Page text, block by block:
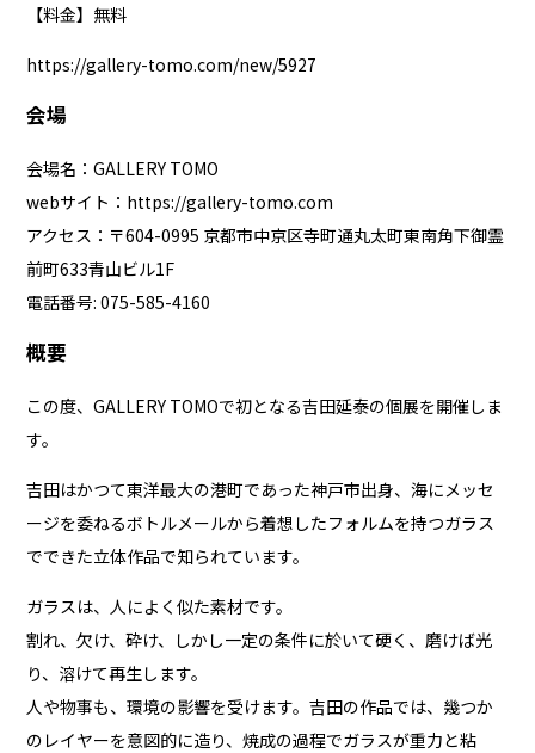
【料金】無料
https://gallery-tomo.com/new/5927
会場
会場名：GALLERY TOMO
webサイト： https://gallery-tomo.com
アクセス：〒604-0995 京都市中京区寺町通丸太町東南角下御霊
前町633青山ビル1F
電話番号: 075-585-4160
概要
この度、GALLERY TOMOで初となる吉田延泰の個展を開催しま
す。
吉田はかつて東洋最大の港町であった神戸市出身、海にメッセ
ージを委ねるボトルメールから着想したフォルムを持つガラス
でできた立体作品で知られています。
ガラスは、人によく似た素材です。
割れ、欠け、砕け、しかし一定の条件に於いて硬く、磨けば光
り、溶けて再生します。
人や物事も、環境の影響を受けます。吉田の作品では、幾つか
のレイヤーを意図的に造り、焼成の過程でガラスが重力と粘